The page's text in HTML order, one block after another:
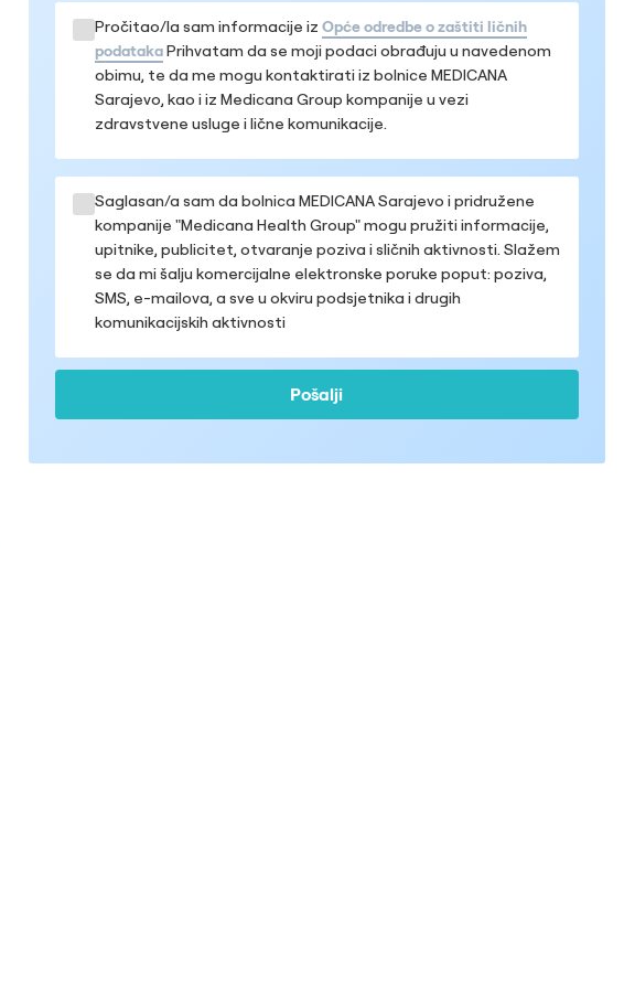
Pročitao/la sam informacije iz Opće odredbe o zaštiti ličnih
podatakaPrihvatam da se moji podaci obrađuju u navedenom
obimu, te da me mogu kontaktirati iz bolnice MEDICANA
Sarajevo, kao i iz Medicana Group kompanije u vezi
zdravstvene usluge i lične komunikacije.
Saglasan/a sam da bolnica MEDICANA Sarajevo i pridružene
kompanije "Medicana Health Group" mogu pružiti informacije,
upitnike, publicitet, otvaranje poziva i sličnih aktivnosti. Slažem
se da mi šalju komercijalne elektronske poruke poput: poziva,
SMS, e-mailova, a sve u okviru podsjetnika i drugih
komunikacijskih aktivnosti
Pošalji